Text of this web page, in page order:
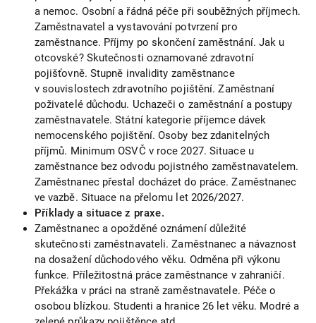
a nemoc. Osobní a řádná péče při souběžných příjmech.
Zaměstnavatel a vystavování potvrzení pro
zaměstnance. Příjmy po skončení zaměstnání. Jak u
otcovské? Skutečnosti oznamované zdravotní
pojišťovně. Stupně invalidity zaměstnance
v souvislostech zdravotního pojištění. Zaměstnaní
poživatelé důchodu. Uchazeči o zaměstnání a postupy
zaměstnavatele. Státní kategorie příjemce dávek
nemocenského pojištění. Osoby bez zdanitelných
příjmů. Minimum OSVČ v roce 2027. Situace u
zaměstnance bez odvodu pojistného zaměstnavatelem.
Zaměstnanec přestal docházet do práce. Zaměstnanec
ve vazbě. Situace na přelomu let 2026/2027.
Příklady a situace z praxe.
Zaměstnanec a opožděné oznámení důležité
skutečnosti zaměstnavateli. Zaměstnanec a návaznost
na dosažení důchodového věku. Odměna při výkonu
funkce. Příležitostná práce zaměstnance v zahraničí.
Překážka v práci na straně zaměstnavatele. Péče o
osobou blízkou. Studenti a hranice 26 let věku. Modré a